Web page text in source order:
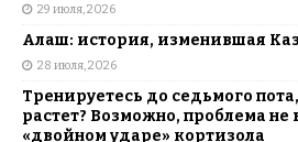
29 июля, 2026
Алаш: история, изменившая
28 июля, 2026
Тренируетесь до седьмого
растет? Возможно, проблема не
«двойном ударе» кортизола